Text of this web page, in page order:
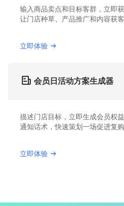
输入商品卖点和目标客群，立即
让门店种草、产品推广和内容获客
立即体验
会员日活动方案生成器
描述门店目标，立即生成会员权
通知话术，快速策划一场促进复购
立即体验